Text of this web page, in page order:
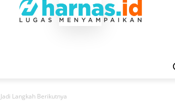
Langkah Berikutnya